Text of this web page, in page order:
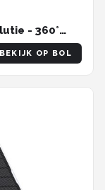
- 360°
BEKIJK OP BOL